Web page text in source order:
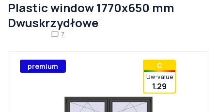
Plastic window 1770x650 mm
Dwuskrzydłowe
7
premium С
Uw-value
1.29